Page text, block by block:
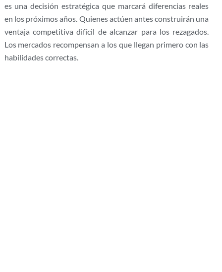
es una decisión estratégica que marcará diferencias reales
en los próximos años. Quienes actúen antes construirán una
ventaja competitiva difícil de alcanzar para los rezagados.
Los mercados recompensan a los que llegan primero con las
habilidades correctas.